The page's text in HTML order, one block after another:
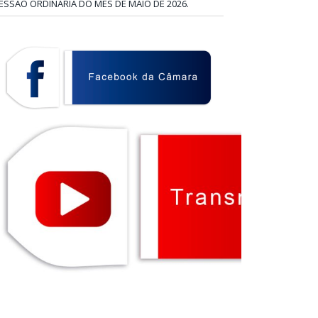
ORDINÁRIA DO MÊS DE MAIO DE 2026.